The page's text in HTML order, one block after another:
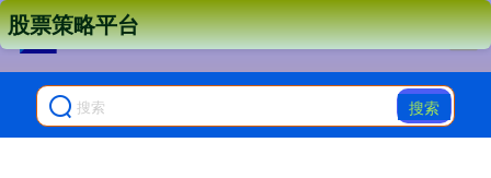
搜索
股票策略平台